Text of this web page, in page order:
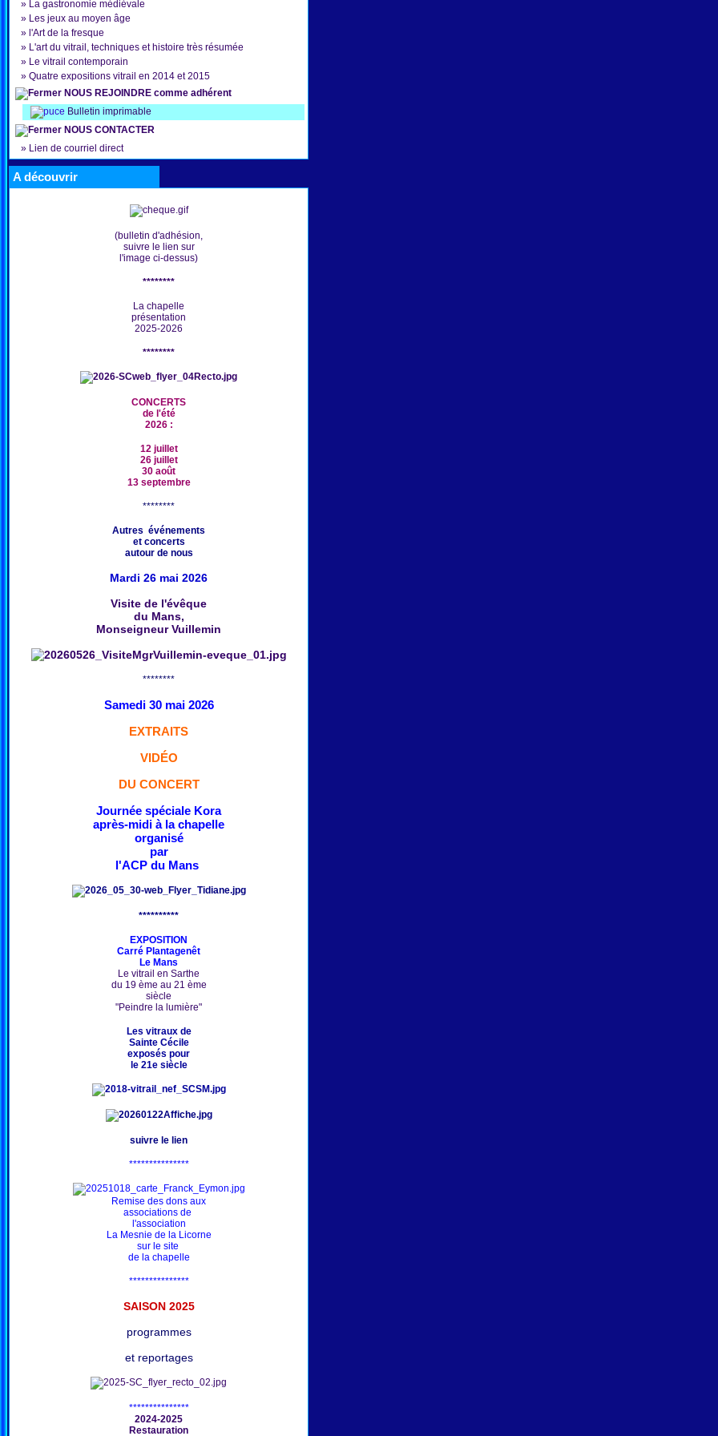
» La gastronomie médiévale
» Les jeux au moyen âge
» l'Art de la fresque
» L'art du vitrail, techniques et histoire très résumée
» Le vitrail contemporain
» Quatre expositions vitrail en 2014 et 2015
NOUS REJOINDRE comme adhérent
Bulletin imprimable
NOUS CONTACTER
» Lien de courriel direct
A découvrir
(bulletin d'adhésion,
suivre le lien sur
l'image ci-dessus)
********
La chapelle
présentation
2025-2026
********
CONCERTS
de l'été
2026 :
12 juillet
26 juillet
30 août
13 septembre
********
Autres événements
et concerts
autour de nous
Mardi 26 mai 2026
Visite de l'évêque
du Mans,
Monseigneur Vuillemin
********
Samedi 30 mai 2026
EXTRAITS
VIDÉO
DU CONCERT
Journée spéciale Kora
après-midi à la chapelle
organisé
par
l'ACP du Mans
**********
EXPOSITION
Carré Plantagenêt
Le Mans
Le vitrail en Sarthe
du 19 ème au 21 ème
siècle
"Peindre la lumière"
Les vitraux de
Sainte Cécile
exposés pour
le 21e siècle
suivre le lien
***************
Remise des dons aux
associations de
l'association
La Mesnie de la Licorne
sur le site
de la chapelle
***************
SAISON 2025
programmes
et reportages
***************
2024-2025
Restauration